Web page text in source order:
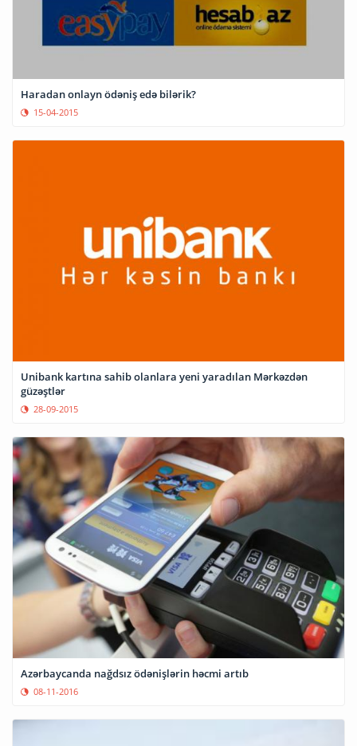
Haradan onlayn ödəniş edə bilərik?
15-04-2015
Unibank kartına sahib olanlara yeni yaradılan Mərkəzdən
güzəştlər
28-09-2015
Azərbaycanda nağdsız ödənişlərin həcmi artıb
08-11-2016